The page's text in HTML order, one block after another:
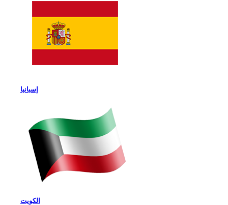
إسبانيا
الكويت